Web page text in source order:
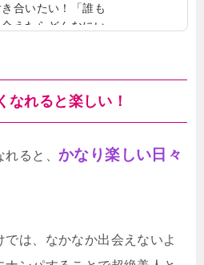
合いたい！「誰も
えたらどんなにい
たくても、なかな
男性も少なくあり
法とは？では、美
えていきます。清
潔感を持つことで
よりも清潔感があ
なれると楽しい！
ると、 かなり楽しい日々
は、なかなか出会えないよ